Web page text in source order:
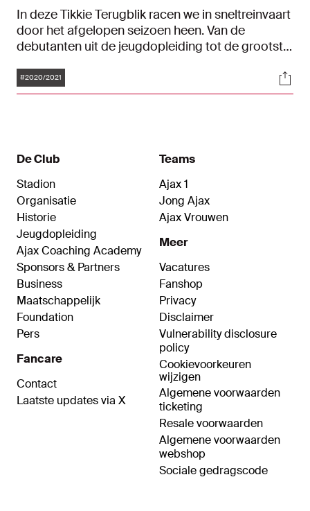
In deze Tikkie Terugblik racen we in sneltreinvaart
door het afgelopen seizoen heen. Van de
debutanten uit de jeugdopleiding tot de grootste
doelpunt. Even nagenieten dus.
Tags
#2020/2021
De Club
Stadion
Organisatie
Historie
Jeugdopleiding
Ajax Coaching Academy
Sponsors & Partners
Business
Maatschappelijk
Foundation
Pers
Fancare
Contact
Laatste updates via X
Teams
Ajax 1
Jong Ajax
Ajax Vrouwen
Meer
Vacatures
Fanshop
Privacy
Disclaimer
Vulnerability disclosure
policy
Cookievoorkeuren
wijzigen
Algemene voorwaarden
ticketing
Resale voorwaarden
Algemene voorwaarden
webshop
Sociale gedragscode